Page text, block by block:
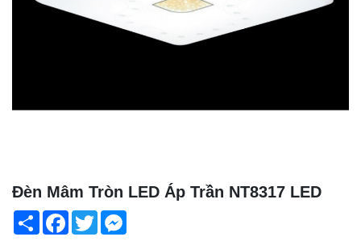
Đèn Mâm Tròn LED Áp Trần NT8317 LED
Share Facebook
Twitter